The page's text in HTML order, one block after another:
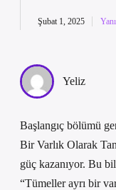
Şubat 1, 2025
Yeliz
Başlangıç bölümü
Bir Varlık Olarak
güç kazanıyor. Bu
“Tümeller ayrı bir